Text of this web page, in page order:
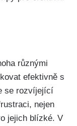
různými
efektivně s
se rozvíjející
nejen
jejich blízké. V